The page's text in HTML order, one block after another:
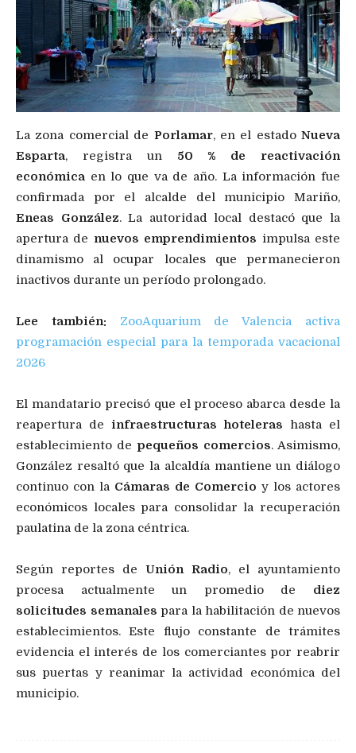
La zona comercial de Porlamar, en el estado Nueva
Esparta, registra un 50 % de reactivación
económicaen lo que va de año. La información fue
confirmada por el alcalde del municipio Mariño,
Eneas González. La autoridad local destacó que la
apertura de nuevos emprendimientos impulsa este
dinamismo al ocupar locales que permanecieron
inactivos durante un período prolongado.
Lee también: ZooAquarium de Valencia activa
programación especial para la temporada vacacional
2026
El mandatario precisó que el proceso abarca desde la
reapertura de infraestructuras hoteleras hasta el
establecimiento depequeños comercios. Asimismo,
González resaltó que la alcaldía mantiene un diálogo
continuo con la Cámaras de Comercio y los actores
económicos locales para consolidar la recuperación
paulatina de la zona céntrica.
Según reportes de Unión Radio, el ayuntamiento
procesa actualmente un promedio de diez
solicitudes semanales para la habilitación de nuevos
establecimientos. Este flujo constante de trámites
evidencia el interés de los comerciantes por reabrir
sus puertas y reanimar la actividad económica del
municipio.